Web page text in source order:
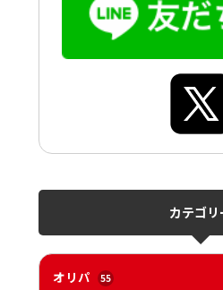
カテゴリ
オリパ 55